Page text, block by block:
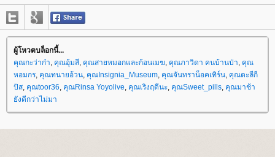
ผู้โหวตบล็อกนี้...
คุณกะว่าก๋า, คุณอุ้มสี, คุณสายหมอกและก้อนเมฆ, คุณภาวิดา คนบ้านป่า, คุณ
หอมกร, คุณทนายอ้วน, คุณInsignia_Museum, คุณจันทราน็อคเทิร์น, คุณตะลีกี
ปัส, คุณtoor36, คุณRinsa Yoyolive, คุณเริงฤดีนะ, คุณSweet_pills, คุณมาช้า
ังดีกว่าไม่มา